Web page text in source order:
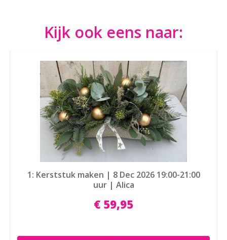
Kijk ook eens naar:
1: Kerststuk maken | 8 Dec 2026 19:00-21:00
uur | Alica
€ 59,95